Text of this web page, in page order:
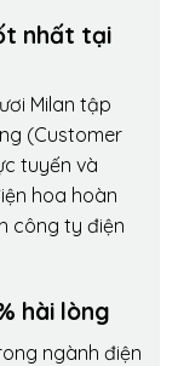
nhất tại
Milan tập
(Customer
tuyến và
hoa hoàn
công ty điện
hài lòng
ngành điện